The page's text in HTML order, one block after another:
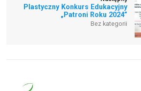
Plastyczny Konkurs Edukacyjny
„Patroni Roku 2024”
Bez kategorii